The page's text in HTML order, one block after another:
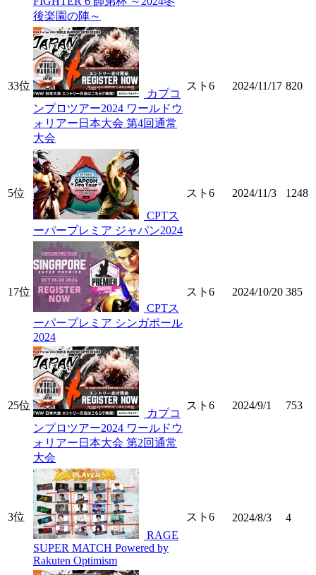
後楽園の陣～
33位
カプコ
ンプロツアー2024 ワールドウ
ォリアー日本大会 第4回通常
大会
スト6 2024/11/17 820
5位
CPTス
ーパープレミア ジャパン2024
スト6 2024/11/3 1248
17位
CPTス
ーパープレミア シンガポール
2024
スト6 2024/10/20 385
25位
カプコ
ンプロツアー2024 ワールドウ
ォリアー日本大会 第2回通常
大会
スト6 2024/9/1 753
3位
RAGE
SUPER MATCH Powered by
Rakuten Optimism
スト6 2024/8/3 4